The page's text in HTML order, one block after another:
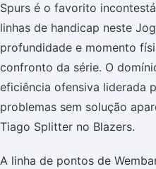
Spurs é o favorito
linhas de handicap neste
profundidade e momento
confronto da série. O
eficiência ofensiva liderada
problemas sem solução
Tiago Splitter no Blazers.
A linha de pontos de